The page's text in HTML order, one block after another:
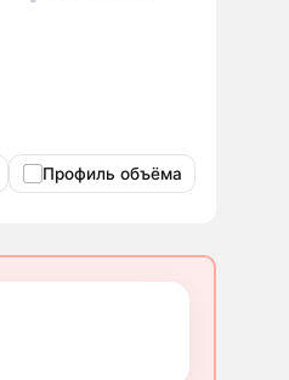
Профиль объёма